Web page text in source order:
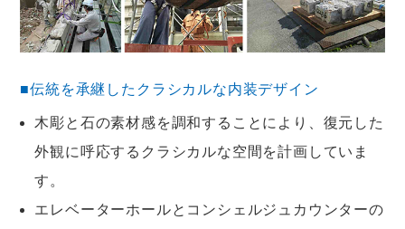
■伝統を承継したクラシカルな内装デザイン
木彫と石の素材感を調和することにより、復元した
外観に呼応するクラシカルな空間を計画していま
す。
エレベーターホールとコンシェルジュカウンターの